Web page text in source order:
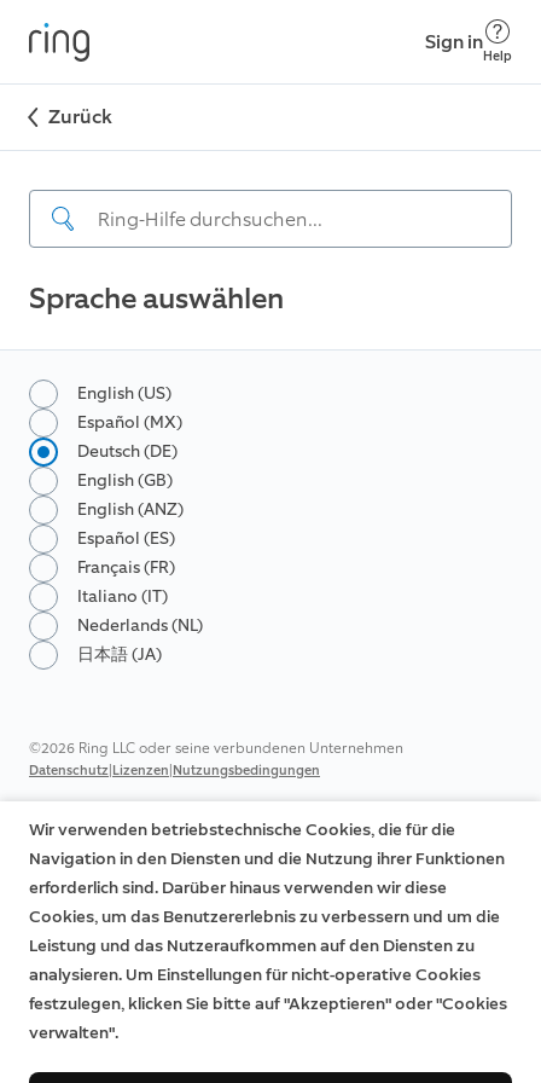
Sign in
Help
Zurück
Sprache auswählen
English (US)
Español (MX)
Deutsch (DE)
English (GB)
English (ANZ)
Español (ES)
Français (FR)
Italiano (IT)
Nederlands (NL)
日本語 (JA)
©2026 Ring LLC oder seine verbundenen Unternehmen
Datenschutz|Lizenzen|Nutzungsbedingungen
Wir verwenden betriebstechnische Cookies, die für die
Navigation in den Diensten und die Nutzung ihrer Funktionen
erforderlich sind. Darüber hinaus verwenden wir diese
Cookies, um das Benutzererlebnis zu verbessern und um die
Leistung und das Nutzeraufkommen auf den Diensten zu
analysieren. Um Einstellungen für nicht-operative Cookies
festzulegen, klicken Sie bitte auf "Akzeptieren" oder "Cookies
verwalten".